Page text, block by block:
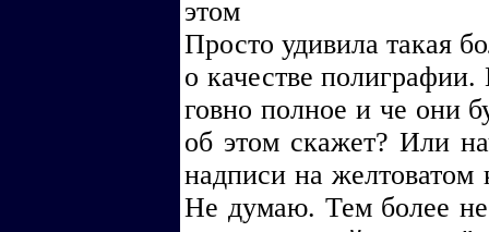
этом
Просто удивила такая
о качестве
говно полное и че они
об этом скажет? Или
надписи на желтоватом
Не думаю. Тем более не